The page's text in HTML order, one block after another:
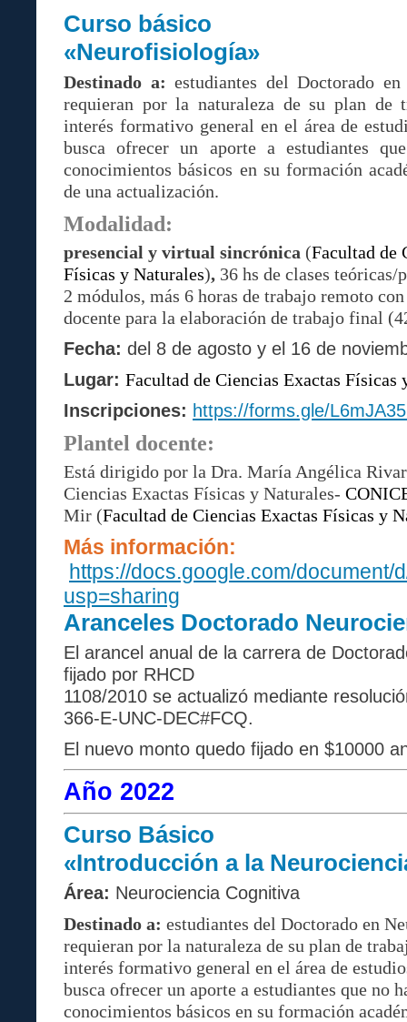
Curso básico
«Neurofisiología»
Destinado a: estudiantes del Doctorado
requieran por la naturaleza de su plan de
interés formativo general en el área de
busca ofrecer un aporte a estudiantes
conocimientos básicos en su formación
de una actualización.
Modalidad:
presencial y virtual sincrónica (Facultad de
Físicas y Naturales), 36 hs de clases teóricas/
2 módulos, más 6 horas de trabajo remoto
docente para la elaboración de trabajo final
Fecha: del 8 de agosto y el 16 de
Lugar: Facultad de Ciencias Exactas Físicas
Inscripciones: https://forms.gle/
Plantel docente:
Está dirigido por la Dra. María Angélica
Ciencias Exactas Físicas y Naturales-
Mir (Facultad de Ciencias Exactas Físicas y
Más información:
https://docs.google.com/
usp=sharing
Aranceles Doctorado
El arancel anual de la carrera de
fijado por RHCD
1108/2010 se actualizó mediante
366-E-UNC-DEC#FCQ.
El nuevo monto quedo fijado en $10000
Año 2022
Curso Básico
«Introducción a la
Área: Neurociencia Cognitiva
Destinado a: estudiantes del Doctorado en
requieran por la naturaleza de su plan de
interés formativo general en el área de
busca ofrecer un aporte a estudiantes que no
conocimientos básicos en su formación